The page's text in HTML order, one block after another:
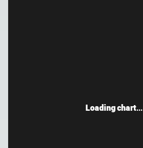
Loading chart...